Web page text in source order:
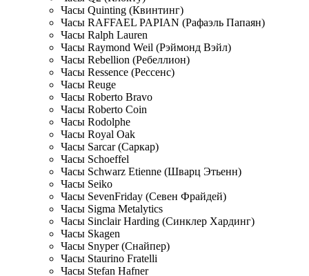
Часы Quinting (Квинтинг)
Часы RAFFAEL PAPIAN (Рафаэль Папаян)
Часы Ralph Lauren
Часы Raymond Weil (Рэймонд Вэйл)
Часы Rebellion (Ребеллион)
Часы Ressence (Рессенс)
Часы Reuge
Часы Roberto Bravo
Часы Roberto Coin
Часы Rodolphe
Часы Royal Oak
Часы Sarcar (Саркар)
Часы Schoeffel
Часы Schwarz Etienne (Шварц Этьенн)
Часы Seiko
Часы SevenFriday (Севен Фрайдей)
Часы Sigma Metalytics
Часы Sinclair Harding (Синклер Хардинг)
Часы Skagen
Часы Snyper (Снайпер)
Часы Staurino Fratelli
Часы Stefan Hafner